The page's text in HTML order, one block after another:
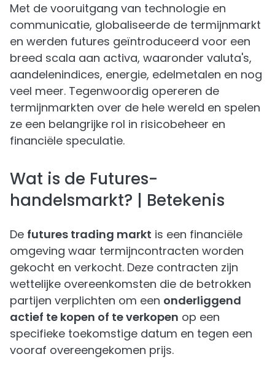
Met de vooruitgang van technologie en
communicatie, globaliseerde de termijnmarkt
en werden futures geïntroduceerd voor een
breed scala aan activa, waaronder valuta's,
aandelenindices, energie, edelmetalen en nog
veel meer. Tegenwoordig opereren de
termijnmarkten over de hele wereld en spelen
ze een belangrijke rol in risicobeheer en
financiële speculatie.
Wat is de Futures-
handelsmarkt? | Betekenis
De futures trading markt is een financiële
omgeving waar termijncontracten worden
gekocht en verkocht. Deze contracten zijn
wettelijke overeenkomsten die de betrokken
partijen verplichten om een onderliggend
actief te kopen of te verkopen op een
specifieke toekomstige datum en tegen een
vooraf overeengekomen prijs.